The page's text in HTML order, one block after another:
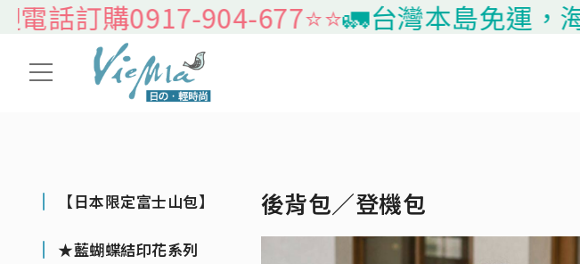
訂購0917-904-677⭐️⭐️🚛台灣本島免運，海外
【日本限定富士山包】
★藍蝴蝶結印花系列
後背包／登機包